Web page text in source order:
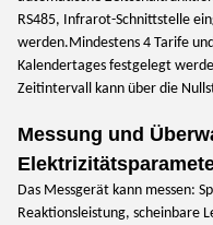
RS485, Infrarot-Schnittstelle
werden.Mindestens 4 Tarife
Kalendertages festgelegt
Zeitintervall kann über die
Messung und
Das Messgerät kann messen:
Reaktionsleistung, scheinbare